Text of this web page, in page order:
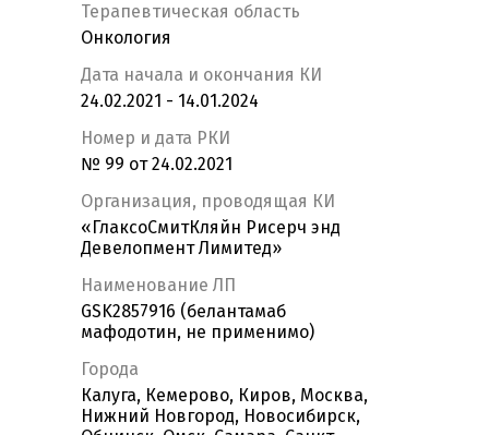
Терапевтическая область
Онкология
Дата начала и окончания КИ
24.02.2021 - 14.01.2024
Номер и дата РКИ
№ 99 от 24.02.2021
Организация, проводящая КИ
«ГлаксоСмитКляйн Рисерч энд
Девелопмент Лимитед»
Наименование ЛП
GSK2857916 (белантамаб
мафодотин, не применимо)
Города
Калуга, Кемерово, Киров, Москва,
Нижний Новгород, Новосибирск,